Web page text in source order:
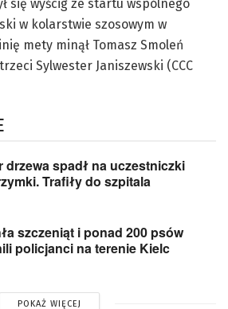
się wyścig ze startu wspólnego
w kolarstwie szosowym w
mety minął Tomasz Smoleń
Sylwester Janiszewski (CCC
drzewa spadł na uczestniczki
Trafiły do szpitala
szczeniąt i ponad 200 psów
policjanci na terenie Kielc
POKAŻ WIĘCEJ